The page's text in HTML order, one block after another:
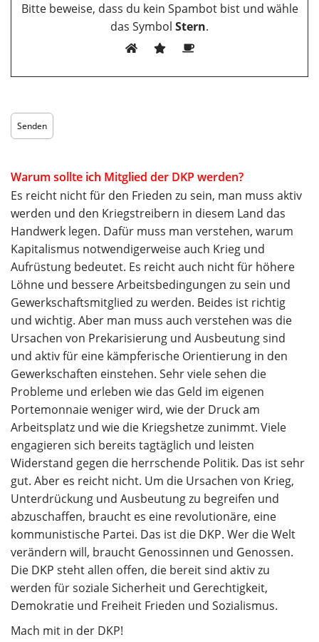
Bitte beweise, dass du kein Spambot bist und wähle
das Symbol Stern.
Warum sollte ich Mitglied der DKP werden?
Es reicht nicht für den Frieden zu sein, man muss aktiv
werden und den Kriegstreibern in diesem Land das
Handwerk legen. Dafür muss man verstehen, warum
Kapitalismus notwendigerweise auch Krieg und
Aufrüstung bedeutet. Es reicht auch nicht für höhere
Löhne und bessere Arbeitsbedingungen zu sein und
Gewerkschaftsmitglied zu werden. Beides ist richtig
und wichtig. Aber man muss auch verstehen was die
Ursachen von Prekarisierung und Ausbeutung sind
und aktiv für eine kämpferische Orientierung in den
Gewerkschaften einstehen. Sehr viele sehen die
Probleme und erleben wie das Geld im eigenen
Portemonnaie weniger wird, wie der Druck am
Arbeitsplatz und wie die Kriegshetze zunimmt. Viele
engagieren sich bereits tagtäglich und leisten
Widerstand gegen die herrschende Politik. Das ist sehr
gut. Aber es reicht nicht. Um die Ursachen von Krieg,
Unterdrückung und Ausbeutung zu begreifen und
abzuschaffen, braucht es eine revolutionäre, eine
kommunistische Partei. Das ist die DKP. Wer die Welt
verändern will, braucht Genossinnen und Genossen.
Die DKP steht allen offen, die bereit sind aktiv zu
werden für soziale Sicherheit und Gerechtigkeit,
Demokratie und Freiheit Frieden und Sozialismus.
Mach mit in der DKP!